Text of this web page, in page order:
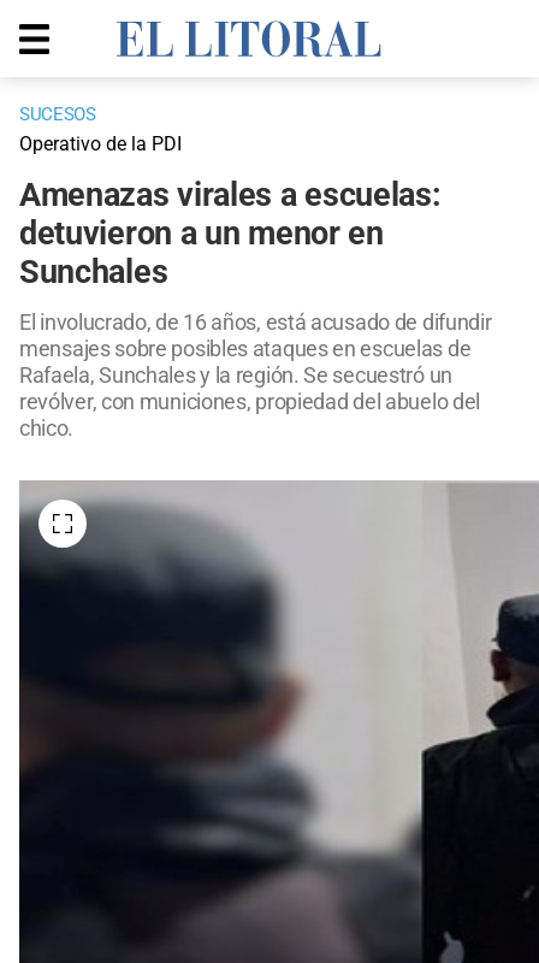
SUCESOS
Operativo de la PDI
Amenazas virales a escuelas:
detuvieron a un menor en
Sunchales
El involucrado, de 16 años, está acusado de difundir
mensajes sobre posibles ataques en escuelas de
Rafaela, Sunchales y la región. Se secuestró un
revólver, con municiones, propiedad del abuelo del
chico.